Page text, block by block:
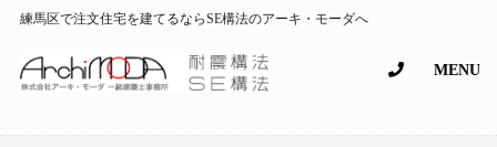
練馬区で注文住宅を建てるならSE構法のアーキ・モーダへ
MENU